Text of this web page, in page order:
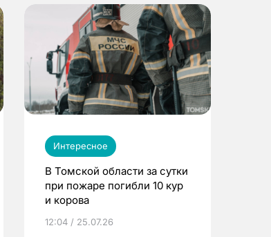
Интересное
В Томской области за сутки
при пожаре погибли 10 кур
и корова
12:04 / 25.07.26